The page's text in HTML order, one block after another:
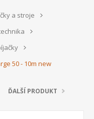
a stroje
50 - 10m new
ĎALŠÍ PRODUKT